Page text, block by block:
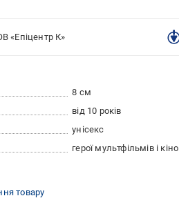
«Епіцентр К»
8 см
від 10 років
унісекс
герої мультфільмів і кіно
товару